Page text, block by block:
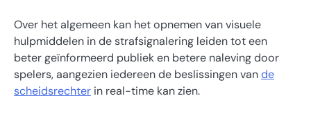
Over het algemeen kan het opnemen van visuele
hulpmiddelen in de strafsignalering leiden tot een
beter geïnformeerd publiek en betere naleving door
spelers, aangezien iedereen de beslissingen vande
scheidsrechter in real-time kan zien.